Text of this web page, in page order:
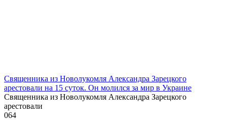
Священника из Новолукомля Александра Зарецкого
арестовали на 15 суток. Он молился за мир в Украине
Священника из Новолукомля Александра Зарецкого
арестовали
064